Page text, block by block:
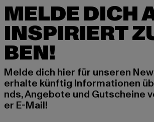
MELDE DICH
INSPIRIERT
BEN!
Melde dich hier für unseren
erhalte künftig Informationen
nds, Angebote und Gutscheine
er E-Mail!